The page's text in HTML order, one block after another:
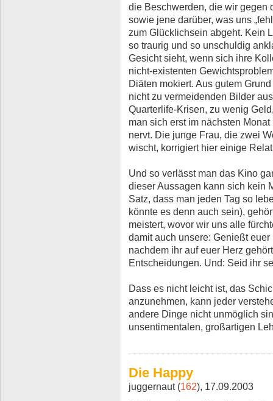
die Beschwerden, die wir gegen
sowie jene darüber, was uns
zum Glücklichsein abgeht. Kein
so traurig und so unschuldig
Gesicht sieht, wenn sich ihre
nicht-existenten
Diäten mokiert. Aus gutem
nicht zu vermeidenden Bilder
Quarterlife-Krisen, zu wenig
man sich erst im nächsten
nervt. Die junge Frau, die zwei
wischt, korrigiert hier einige
Und so verlässt man das Kino
dieser Aussagen kann sich kein
Satz, dass man jeden Tag so
könnte es denn auch sein),
meistert, wovor wir uns alle
damit auch unsere: Genießt
nachdem ihr auf euer Herz
Entscheidungen. Und: Seid ihr
Dass es nicht leicht ist, das
anzunehmen, kann jeder
andere Dinge nicht unmöglich
unsentimentalen, großartigen
Die Happy
juggernaut (162), 17.09.2003